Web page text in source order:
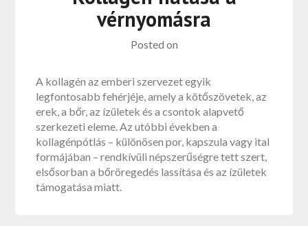
vérnyomásra
Posted on
A kollagén az emberi szervezet egyik
legfontosabb fehérjéje, amely a kötőszövetek, az
erek, a bőr, az ízületek és a csontok alapvető
szerkezeti eleme. Az utóbbi években a
kollagénpótlás – különösen por, kapszula vagy ital
formájában – rendkívüli népszerűségre tett szert,
elsősorban a bőröregedés lassítása és az ízületek
támogatása miatt.